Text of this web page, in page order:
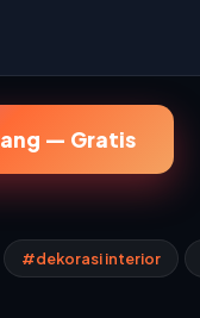
— Gratis
#dekorasi interior